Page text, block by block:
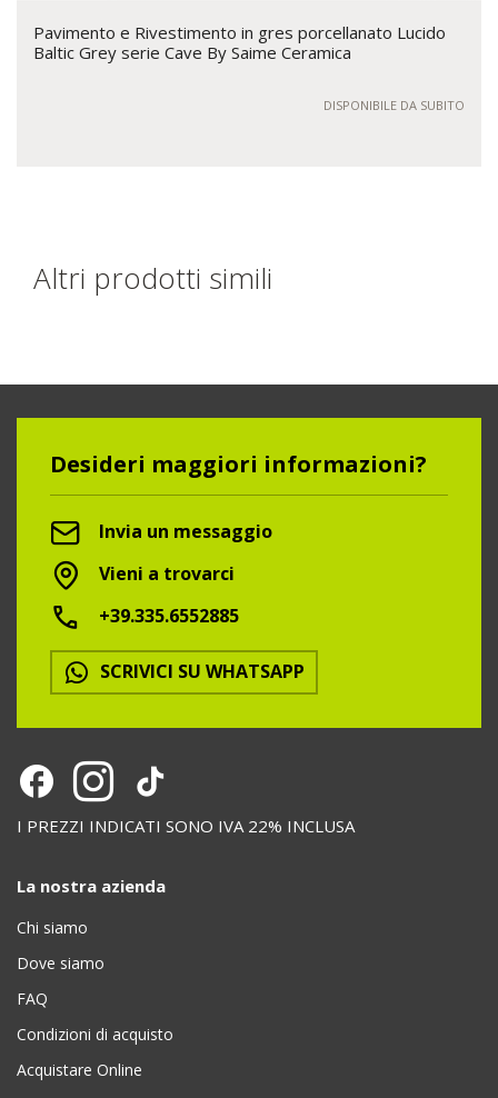
Pavimento e Rivestimento in gres porcellanato Lucido
Baltic Grey serie Cave By Saime Ceramica
DISPONIBILE DA SUBITO
Altri prodotti simili
Desideri maggiori informazioni?
Invia un messaggio
Vieni a trovarci
+39.335.6552885
SCRIVICI SU WHATSAPP
I PREZZI INDICATI SONO IVA 22% INCLUSA
La nostra azienda
Chi siamo
Dove siamo
FAQ
Condizioni di acquisto
Acquistare Online